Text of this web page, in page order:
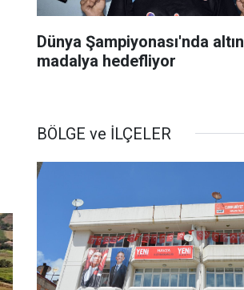
Dünya Şampiyonası'nda altın
madalya hedefliyor
BÖLGE ve İLÇELER